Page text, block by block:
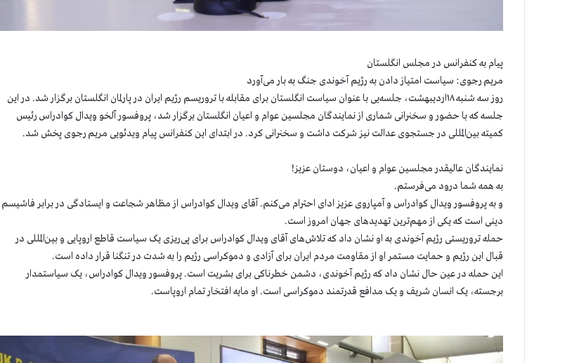
پیام به کنفرانس در مجلس انگلستان
مریم رجوی: سیاست امتیاز دادن به رژیم آخوندی جنگ به بار می‌آورد
روز سه شنبه ۱۸اردیبهشت، جلسه‌یی با عنوان سیاست انگلستان برای مقابله با تروریسم رژیم ایران در پارلمان انگلستان برگزار شد. در این
جلسه که با حضور و سخنرانی شماری از نمایندگان مجلسین عوام و اعیان انگلستان برگزار شد، پروفسور آلخو ویدال كوادراس رئیس
كمیته بین‌المللی در جستجوی عدالت نیز شرکت داشت و سخنرانی کرد. در ابتدای این کنفرانس پیام ویدئویی مریم رجوی پخش شد.
نمایندگان عالیقدر مجلسین عوام و اعیان، دوستان عزیز!
به همه شما درود می‌فرستم.
و به پروفسور ویدال کوادراس و آمپاروی عزیز ادای احترام می‌کنم. آقای ویدال کوادراس از مظاهر شجاعت و ایستادگی در برابر فاشیسم
دینی است که یکی از مهم‌ترین تهدیدهای جهان امروز است.
حمله تروریستی رژیم آخوندی به او نشان داد که تلاش‌های آقای ویدال کوادراس برای پی‌ریزی یک سیاست قاطع اروپایی و بین‌‌المللی در
قبال این رژیم و حمایت مستمر او از مقاومت مردم ایران برای آزادی و دموکراسی رژیم را به شدت در تنگنا قرار داده است.
این حمله در عین حال نشان داد که رژیم آخوندی، دشمن خطرناکی برای بشریت است. پروفسور ویدال کوادراس، یک سیاستمدار
برجسته، یک انسان شریف و یک مدافع قدرتمند دموکراسی است. او مایه افتخار تمام اروپاست.